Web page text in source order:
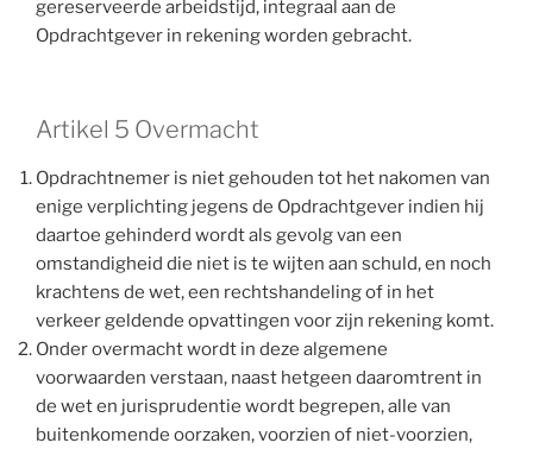
gereserveerde arbeidstijd, integraal aan de
Opdrachtgever in rekening worden gebracht.
Artikel 5 Overmacht
Opdrachtnemer is niet gehouden tot het nakomen van
enige verplichting jegens de Opdrachtgever indien hij
daartoe gehinderd wordt als gevolg van een
omstandigheid die niet is te wijten aan schuld, en noch
krachtens de wet, een rechtshandeling of in het
verkeer geldende opvattingen voor zijn rekening komt.
Onder overmacht wordt in deze algemene
voorwaarden verstaan, naast hetgeen daaromtrent in
de wet en jurisprudentie wordt begrepen, alle van
buitenkomende oorzaken, voorzien of niet-voorzien,